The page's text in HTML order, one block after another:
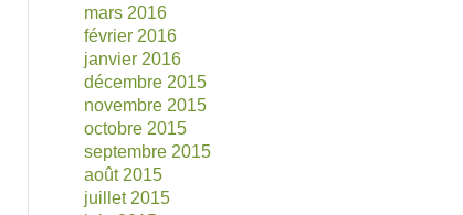
mars 2016
février 2016
janvier 2016
décembre 2015
novembre 2015
octobre 2015
septembre 2015
août 2015
juillet 2015